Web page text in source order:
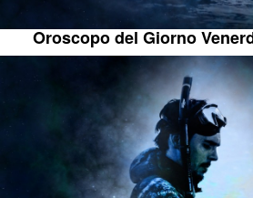
Oroscopo del Giorno